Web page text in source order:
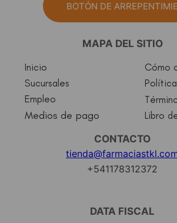
BOTÓN DE
MAPA DEL SITIO
Inicio
Sucursales
Empleo
Medios de pago
Cómo
Libro
CONTACTO
+541178312372
DATA FISCAL